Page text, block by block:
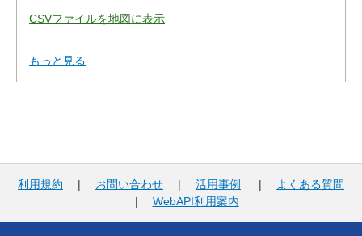
CSVファイルを地図に表示
もっと見る
利用規約 | お問い合わせ | 活用事例 |
よくある質問
| WebAPI利用案内